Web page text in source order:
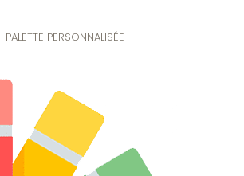
PALETTE PERSONNALISÉE